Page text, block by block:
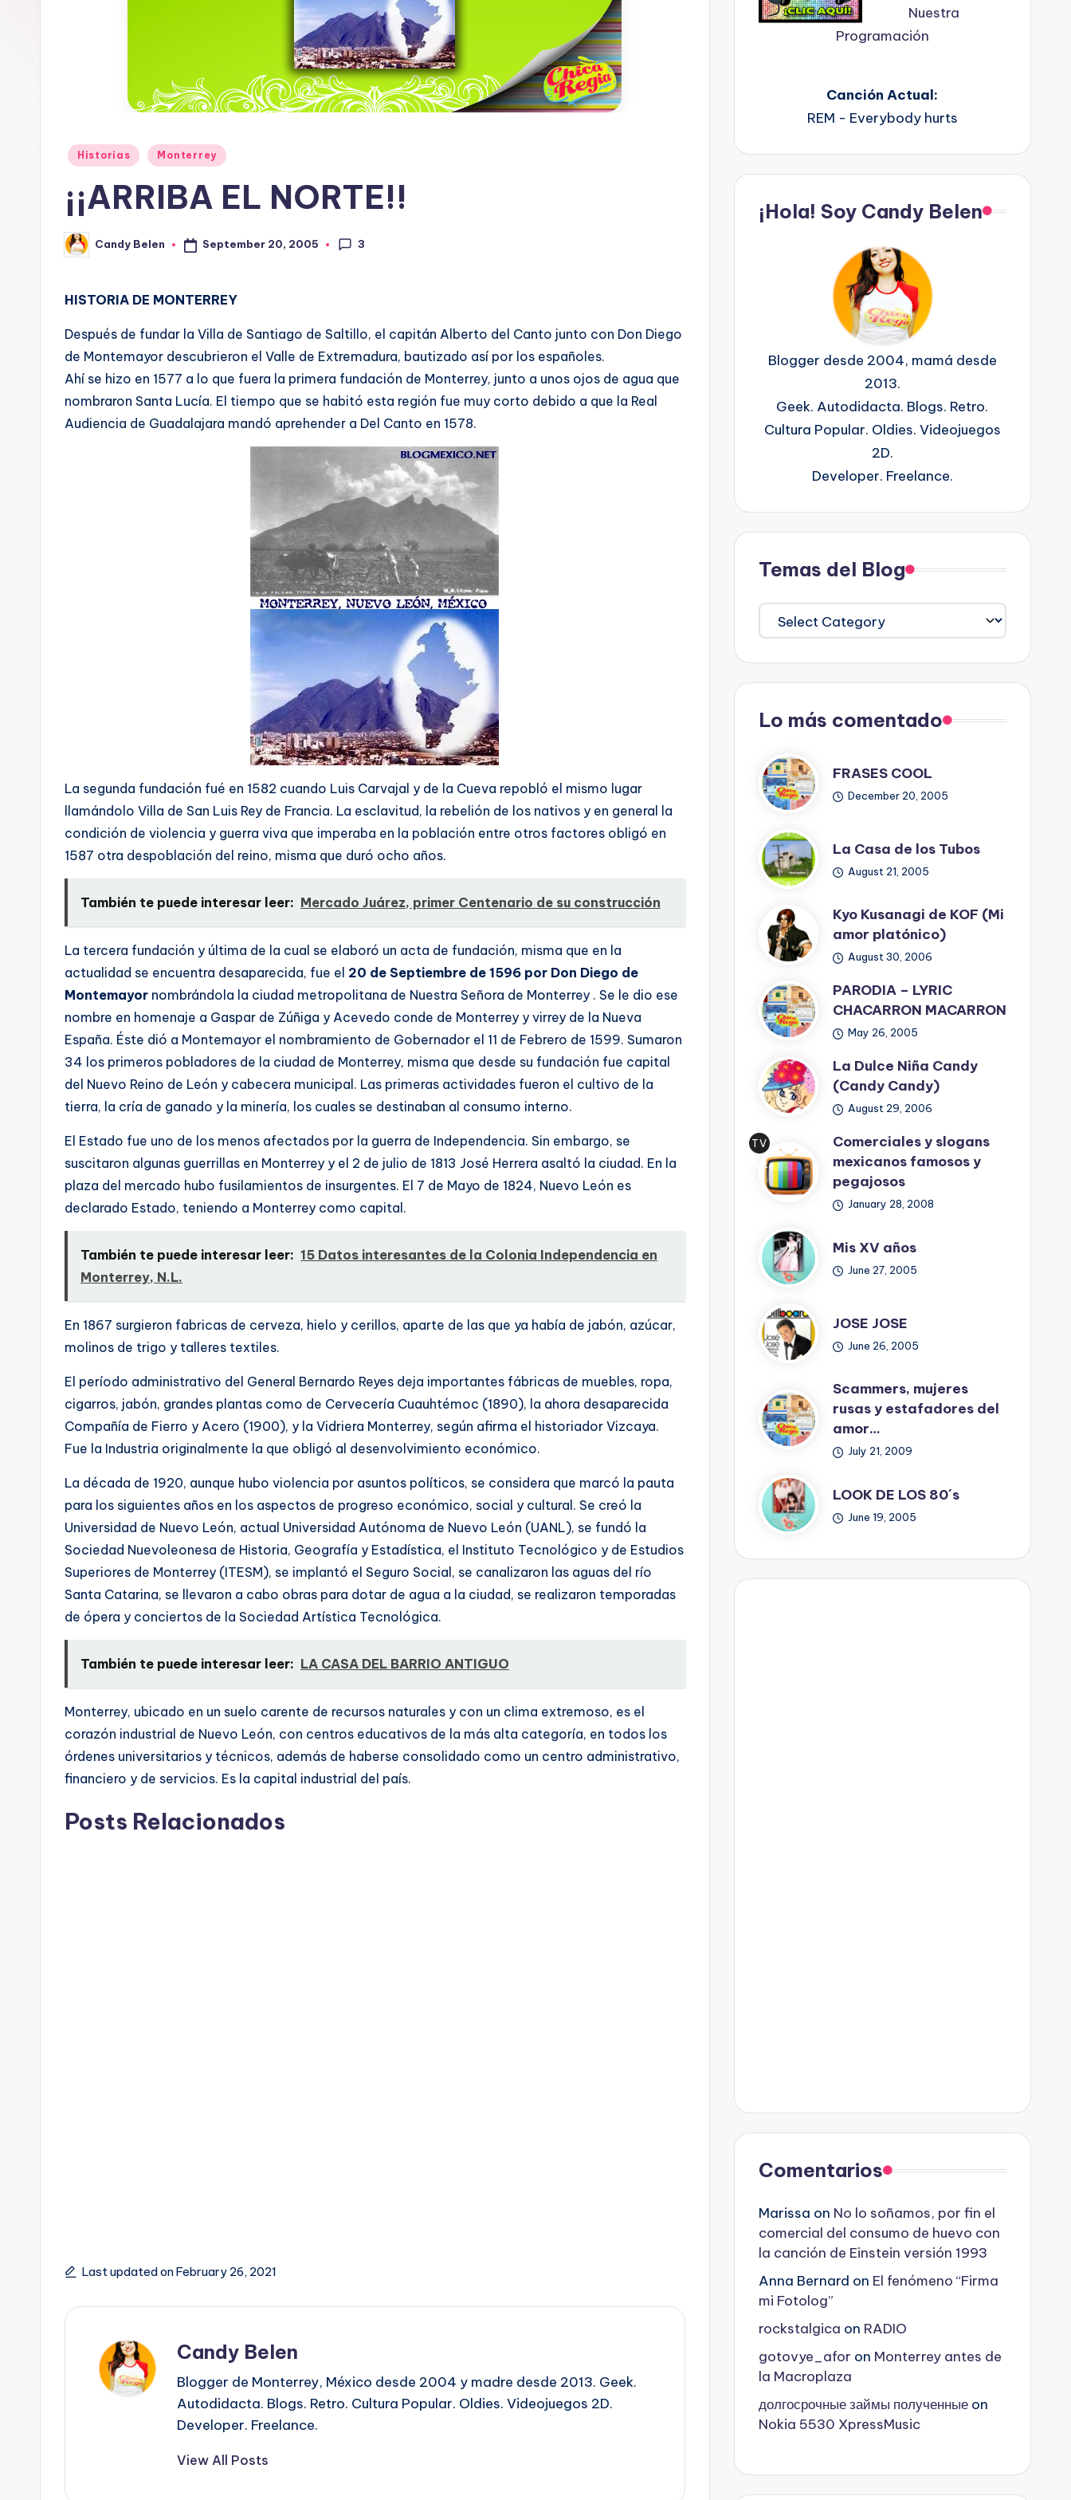
Posted
Historias Monterrey
¡¡ARRIBA EL NORTE!!
Posted
by
Candy Belen September 20, 2005 3
HISTORIA DE MONTERREY
Después de fundar la Villa de Santiago de Saltillo, el capitán Alberto del Canto junto con Don Diego
de Montemayor descubrieron el Valle de Extremadura, bautizado así­ por los españoles.
Ahí­ se hizo en 1577 a lo que fuera la primera fundación de Monterrey, junto a unos ojos de agua que
nombraron Santa Lucí­a. El tiempo que se habitó esta región fue muy corto debido a que la Real
Audiencia de Guadalajara mandó aprehender a Del Canto en 1578.
La segunda fundación fué en 1582 cuando Luis Carvajal y de la Cueva repobló el mismo lugar
llamándolo Villa de San Luis Rey de Francia. La esclavitud, la rebelión de los nativos y en general la
condición de violencia y guerra viva que imperaba en la población entre otros factores obligó en
1587 otra despoblación del reino, misma que duró ocho años.
También te puede interesar leer: Mercado Juárez, primer Centenario de su construcción
La tercera fundación y última de la cual se elaboró un acta de fundación, misma que en la
actualidad se encuentra desaparecida, fue el 20 de Septiembre de 1596 por Don Diego de
Montemayor nombrándola la ciudad metropolitana de Nuestra Señora de Monterrey . Se le dio ese
nombre en homenaje a Gaspar de Zúñiga y Acevedo conde de Monterrey y virrey de la Nueva
España. Éste dió a Montemayor el nombramiento de Gobernador el 11 de Febrero de 1599. Sumaron
34 los primeros pobladores de la ciudad de Monterrey, misma que desde su fundación fue capital
del Nuevo Reino de León y cabecera municipal. Las primeras actividades fueron el cultivo de la
tierra, la crí­a de ganado y la minerí­a, los cuales se destinaban al consumo interno.
El Estado fue uno de los menos afectados por la guerra de Independencia. Sin embargo, se
suscitaron algunas guerrillas en Monterrey y el 2 de julio de 1813 José Herrera asaltó la ciudad. En la
plaza del mercado hubo fusilamientos de insurgentes. El 7 de Mayo de 1824, Nuevo León es
declarado Estado, teniendo a Monterrey como capital.
También te puede interesar leer: 15 Datos interesantes de la Colonia Independencia en
Monterrey, N.L.
En 1867 surgieron fabricas de cerveza, hielo y cerillos, aparte de las que ya habí­a de jabón, azúcar,
molinos de trigo y talleres textiles.
El perí­odo administrativo del General Bernardo Reyes deja importantes fábricas de muebles, ropa,
cigarros, jabón, grandes plantas como de Cervecerí­a Cuauhtémoc (1890), la ahora desaparecida
Compañí­a de Fierro y Acero (1900), y la Vidriera Monterrey, según afirma el historiador Vizcaya.
Fue la Industria originalmente la que obligó al desenvolvimiento económico.
La década de 1920, aunque hubo violencia por asuntos polí­ticos, se considera que marcó la pauta
para los siguientes años en los aspectos de progreso económico, social y cultural. Se creó la
Universidad de Nuevo León, actual Universidad Autónoma de Nuevo León (UANL), se fundó la
Sociedad Nuevoleonesa de Historia, Geografí­a y Estadí­stica, el Instituto Tecnológico y de Estudios
Superiores de Monterrey (ITESM), se implantó el Seguro Social, se canalizaron las aguas del rí­o
Santa Catarina, se llevaron a cabo obras para dotar de agua a la ciudad, se realizaron temporadas
de ópera y conciertos de la Sociedad Artí­stica Tecnológica.
También te puede interesar leer: LA CASA DEL BARRIO ANTIGUO
Monterrey, ubicado en un suelo carente de recursos naturales y con un clima extremoso, es el
corazón industrial de Nuevo León, con centros educativos de la más alta categorí­a, en todos los
órdenes universitarios y técnicos, además de haberse consolidado como un centro administrativo,
financiero y de servicios. Es la capital industrial del paí­s.
Posts Relacionados
Last updated on February 26, 2021
Candy Belen
Blogger de Monterrey, México desde 2004 y madre desde 2013. Geek.
Autodidacta. Blogs. Retro. Cultura Popular. Oldies. Videojuegos 2D.
Developer. Freelance.
View All Posts
Nuestra
Programación
Canción Actual:
REM - Everybody hurts
¡Hola! Soy Candy Belen
Blogger desde 2004, mamá desde
2013.
Geek. Autodidacta. Blogs. Retro.
Cultura Popular. Oldies. Videojuegos
2D.
Developer. Freelance.
Temas del Blog
Temas
del
Blog
Lo más comentado
FRASES COOL
December 20, 2005
La Casa de los Tubos
August 21, 2005
Kyo Kusanagi de KOF (Mi
amor platónico)
August 30, 2006
PARODIA – LYRIC
CHACARRON MACARRON
May 26, 2005
La Dulce Niña Candy
(Candy Candy)
August 29, 2006
TV
Ret
ro
Comerciales y slogans
mexicanos famosos y
pegajosos
January 28, 2008
Mis XV años
June 27, 2005
JOSE JOSE
June 26, 2005
Scammers, mujeres
rusas y estafadores del
amor…
July 21, 2009
LOOK DE LOS 80´s
June 19, 2005
Comentarios
Marissa on No lo soñamos, por fin el
comercial del consumo de huevo con
la canción de Einstein versión 1993
Anna Bernard on El fenómeno “Firma
mi Fotolog”
rockstalgica on RADIO
gotovye_afor on Monterrey antes de
la Macroplaza
долгосрочные займы полученныеon
Nokia 5530 XpressMusic